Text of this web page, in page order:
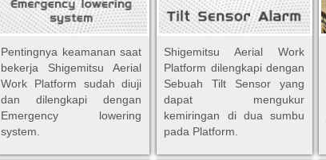
Pentingnya keamanan saat
bekerja Shigemitsu Aerial
Work Platform sudah diuji
dan dilengkapi dengan
Emergency lowering
system.
Shigemitsu Aerial Work
Platform dilengkapi dengan
Sebuah Tilt Sensor yang
dapat mengukur
kemiringan di dua sumbu
pada Platform.